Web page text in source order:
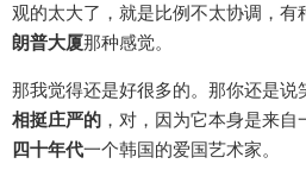
观的太大了，就是比例不太协调，有
朗普大厦那种感觉。
那我觉得还是好很多的。那你还是说
相挺庄严的 ，对，因为它本身是来
四十年代一个韩国的爱国艺术家。